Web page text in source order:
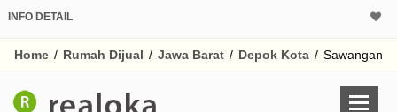
INFO DETAIL
Home / Rumah Dijual / Jawa Barat / Depok Kota / Sawangan
Harga Rp